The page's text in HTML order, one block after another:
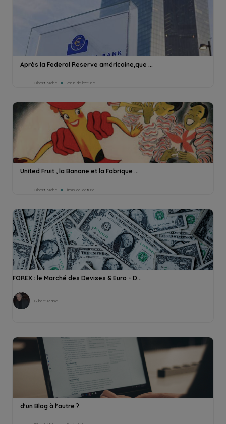
Après la Federal Reserve américaine,que ...
Gilbert Mahe 2min de lecture
United Fruit , la Banane et la Fabrique ...
Gilbert Mahe 1min de lecture
FOREX : le Marché des Devises & Euro - D...
Gilbert Mahe
d'un Blog à l'autre ?